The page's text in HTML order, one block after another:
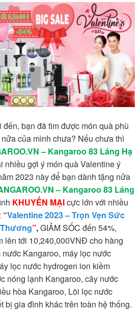
bạn đã tìm được món quà phù
của mình chưa? Nếu chưa thì
– Kangaroo 83 Láng Hạ
nhiều gợi ý món quà Valentine ý
2023 này để bạn dành tặng nửa
– Kangaroo 83 Láng
KHUYẾN MẠIcực lớn với nhiều
“Valentine 2023 – Trọn Vẹn Sức
”,GIẢM SỐC đến 54%,
lên tới 10,240,000VNĐ cho hàng
Kangaroo, máy lọc nước
lọc nước hydrogen ion kiềm
nóng lạnh Kangaroo, cây nước
hòa Kangaroo, Lõi lọc nước
gia đình khác trên toàn hệ thống.